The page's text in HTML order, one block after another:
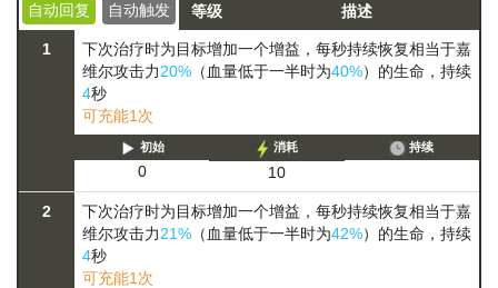
自动回复
自动触发 等级 描述
1
下次治疗时为目标增加一个增益，每秒持续恢复相当于嘉
维尔攻击力20% （血量低于一半时为40%）的生命，持续
4秒
可充能1次
初始
0
消耗
10
持续
2
下次治疗时为目标增加一个增益，每秒持续恢复相当于嘉
维尔攻击力21% （血量低于一半时为42%）的生命，持续
4秒
可充能1次